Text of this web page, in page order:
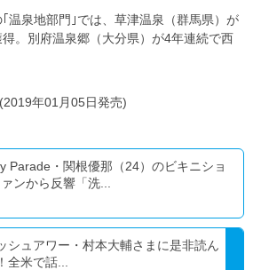
温泉地部門｣では、草津温泉（群馬県）が
。別府温泉郷（大分県）が4年連続で西
年01月05日発売)
Parade・関根優那（24）のビキニショ
ンから反響「洗...
シュアワー・村本大輔さまに是非読ん
全米で話...